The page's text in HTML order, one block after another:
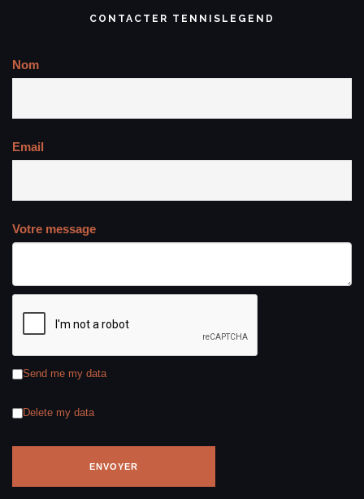
CONTACTER TENNISLEGEND
Nom
Email
Votre message
Send me my data
Delete my data